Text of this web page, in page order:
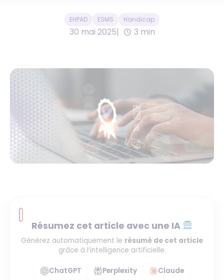
EHPAD ESMS Handicap
30 mai 2025 3 min
Résumez cet article avec une IA
Générez automatiquement le résumé de cet article
grâce à l’intelligence artificielle.
ChatGPT Perplexity
Claude